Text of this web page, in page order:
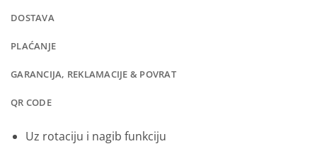
DOSTAVA
PLAĆANJE
GARANCIJA, REKLAMACIJE & POVRAT
QR CODE
Uz rotaciju i nagib funkciju